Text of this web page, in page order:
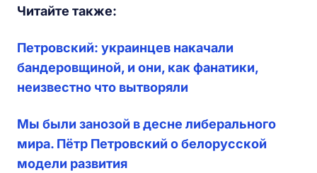
Читайте также:
Петровский: украинцев накачали
бандеровщиной, и они, как фанатики,
неизвестно что вытворяли
Мы были занозой в десне либерального
мира. Пётр Петровский о белорусской
модели развития